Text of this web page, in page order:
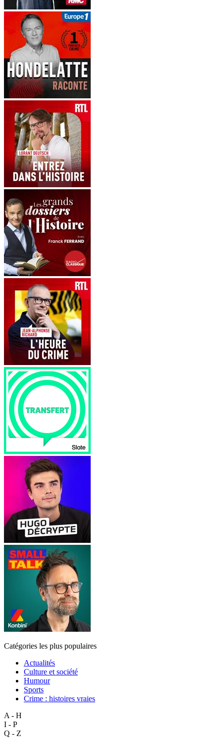
Catégories les plus populaires
Actualités
Culture et société
Humour
Sports
Crime : histoires vraies
A - H
I - P
Q - Z